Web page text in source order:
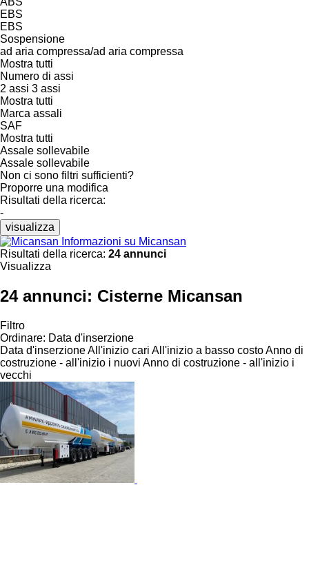
EBS
EBS
Sospensione
ad aria compressa/ad aria compressa
Mostra tutti
Numero di assi
2 assi 3 assi
Mostra tutti
Marca assali
SAF
Mostra tutti
Assale sollevabile
Assale sollevabile
Non ci sono filtri sufficienti?
Proporre una modifica
Risultati della ricerca:
-
visualizza
Informazioni su Micansan
Risultati della ricerca: 24 annunci
Visualizza
24 annunci: Cisterne Micansan
Filtro
Ordinare: Data d'inserzione
Data d'inserzioneAll'inizio cari All'inizio a basso costoAnno di
costruzione - all'inizio i nuovi Anno di costruzione - all'inizio i
vecchi